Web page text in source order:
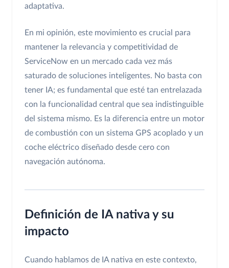
adaptativa.
En mi opinión, este movimiento es crucial para
mantener la relevancia y competitividad de
ServiceNow en un mercado cada vez más
saturado de soluciones inteligentes. No basta con
tener IA; es fundamental que esté tan entrelazada
con la funcionalidad central que sea indistinguible
del sistema mismo. Es la diferencia entre un motor
de combustión con un sistema GPS acoplado y un
coche eléctrico diseñado desde cero con
navegación autónoma.
Definición de IA nativa y su
impacto
Cuando hablamos de IA nativa en este contexto,